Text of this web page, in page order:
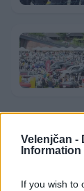
Velenjčan -
Information
If you wish to
posameznik